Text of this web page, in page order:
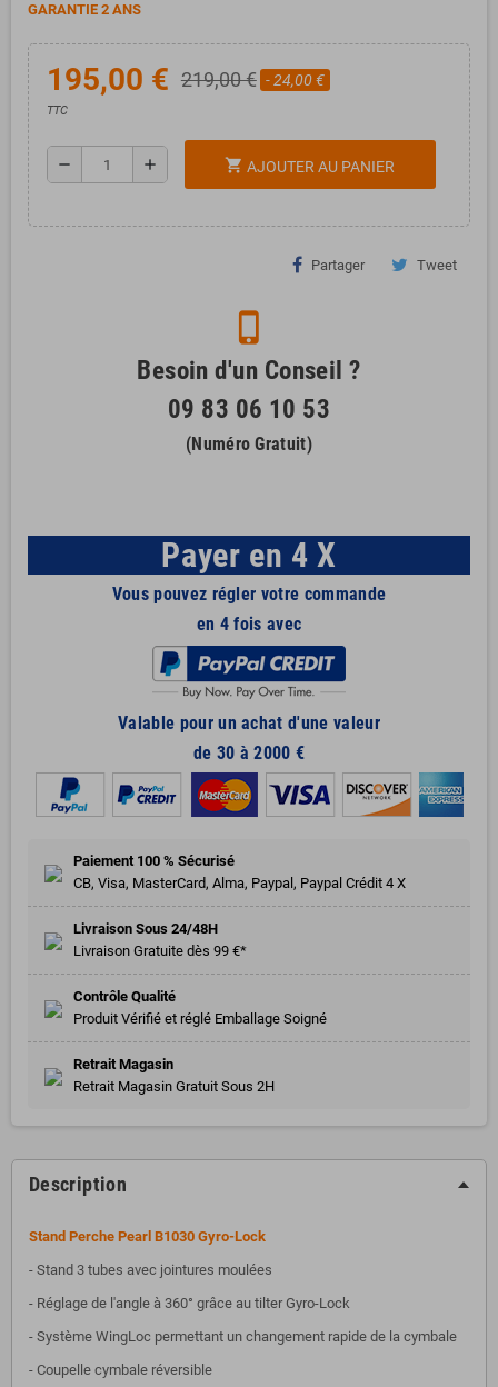
GARANTIE 2 ANS
195,00 € 219,00 € - 24,00 €
TTC
remove add shopping_cart AJOUTER AU PANIER
Partager Tweet
phone_iphone
Besoin d'un Conseil ?
09 83 06 10 53
(Numéro Gratuit)
Payer en 4 X
Vous pouvez régler votre commande
en 4 fois avec
Valable pour un achat d'une valeur
de 30 à 2000 €
Paiement 100 % Sécurisé
CB, Visa, MasterCard, Alma, Paypal, Paypal Crédit 4 X
Livraison Sous 24/48H
Livraison Gratuite dès 99 €*
Contrôle Qualité
Produit Vérifié et réglé Emballage Soigné
Retrait Magasin
Retrait Magasin Gratuit Sous 2H
Description
Stand Perche Pearl B1030 Gyro-Lock
- Stand 3 tubes avec jointures moulées
- Réglage de l'angle à 360° grâce au tilter Gyro-Lock
- Système WingLoc permettant un changement rapide de la cymbale
- Coupelle cymbale réversible